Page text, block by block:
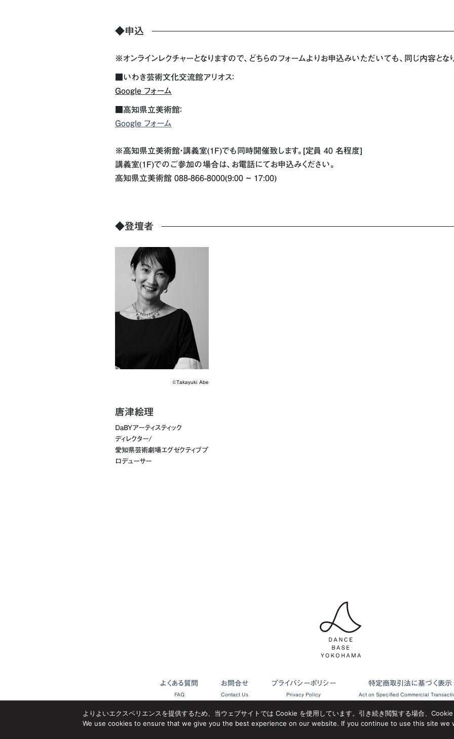
◆申込
※オンラインレクチャーとなりますので、どちらのフォームよりお申込みいただいても、同じ内容とな
■いわき芸術文化交流館アリオス：
Google フォーム
■高知県立美術館：
Google フォーム
※高知県立美術館・講義室(1F)でも同時開催致します。[定員 40 名程度]
講義室(1F)でのご参加の場合は、お電話にてお申込みください。
高知県立美術館 088-866-8000(9:00 ~ 17:00)
◆登壇者
©︎Takayuki Abe
唐津絵理
DaBYアーティスティック
ディレクター/
愛知県芸術劇場エグゼクティブプ
ロデューサー
よりよいエクスペリエンスを提供するため、当ウェブサイトでは Cookie を使用しています。引き続き閲覧する場合、
We use cookies to ensure that we give you the best experience on our website. If you continue to use this site we
よくある質問
FAQ
お問合せ
Contact Us
プライバシーポリシー
Privacy Policy
特定商取引法に基づく表示
Act on Specified Commercial